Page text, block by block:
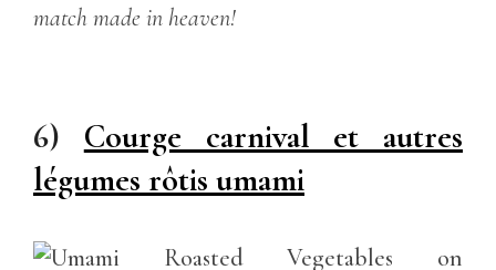
match made in heaven!
6) Courge carnival et autres
légumes rôtis umami